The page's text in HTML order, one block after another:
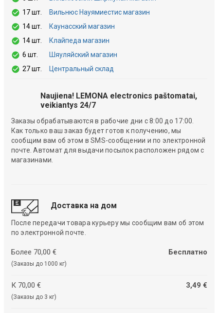
17 шт.
Вильнюс Науямиестис магазин
14 шт.
Каунасский магазин
14 шт.
Клайпеда магазин
6 шт.
Шяуляйский магазин
27 шт.
Центральный склад
Naujiena! LEMONA electronics paštomatai,
veikiantys 24/7
Заказы обрабатываются в рабочие дни с 8:00 до 17:00.
Как только ваш заказ будет готов к получению, мы
сообщим вам об этом в SMS-сообщении и по электронной
почте. Автомат для выдачи посылок расположен рядом с
магазинами.
Доставка на дом
После передачи товара курьеру мы сообщим вам об этом
по электронной почте.
Более 70,00 €
(Заказы до 1000 кг)
Бесплатно
К 70,00 €
(Заказы до 3 кг)
3,49 €